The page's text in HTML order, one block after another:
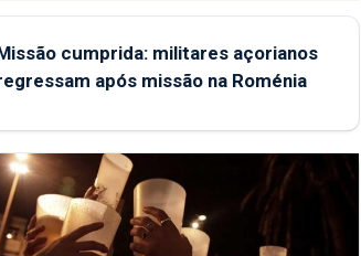
cumprida: militares açorianos
após missão na Roménia